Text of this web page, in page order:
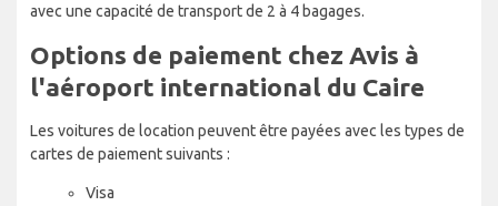
avec une capacité de transport de 2 à 4 bagages.
Options de paiement chez Avis à
l'aéroport international du Caire
Les voitures de location peuvent être payées avec les types de
cartes de paiement suivants :
Visa